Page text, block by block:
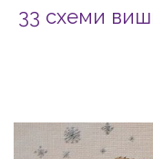
33 схеми